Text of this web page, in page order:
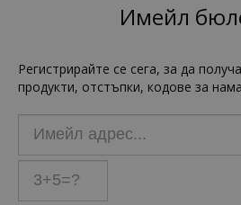
Имейл
Регистрирайте се сега, за да
продукти, отстъпки, кодове за